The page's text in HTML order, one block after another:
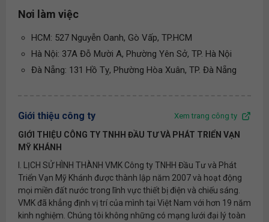
Nơi làm việc
HCM: 527 Nguyễn Oanh, Gò Vấp, TP.HCM
Hà Nội: 37A Đỗ Mười A, Phường Yên Sở, TP. Hà Nội
Đà Nẵng: 131 Hồ Tỵ, Phường Hòa Xuân, TP. Đà Nẵng
Giới thiệu công ty Xem trang công ty
GIỚI THIỆU CÔNG TY TNHH ĐẦU TƯ VÀ PHÁT TRIỂN VẠN
MỸ KHÁNH
I. LỊCH SỬ HÌNH THÀNH VMK Công ty TNHH Đầu Tư và Phát
Triển Vạn Mỹ Khánh được thành lập năm 2007 và hoạt động
mọi miền đất nước trong lĩnh vực thiết bị điện và chiếu sáng.
VMK đã khẳng định vị trí của mình tại Việt Nam với hơn 19 năm
kinh nghiệm. Chúng tôi không những có mạng lưới đại lý toàn